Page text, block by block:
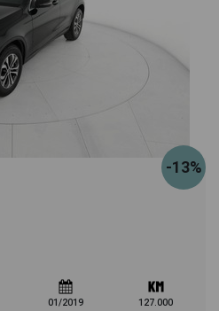
-13%
01/2019 127.000